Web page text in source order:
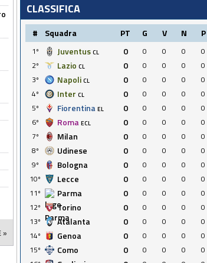
»
CLASSIFICA
# Squadra PT G V N P
1º Juventus CL 0 0 0 0
0
2º
Lazio CL 0 0 0 0
0
3º
Napoli CL 0 0 0 0
0
4º
Inter CL 0 0 0 0
0
5º
Fiorentina EL 0 0 0 0
0
6º
Roma ECL 0 0 0 0
0
7º
Milan 0 0 0 0
0
8º
Udinese 0 0 0 0
0
9º
Bologna 0 0 0 0
0
10º
Lecce 0 0 0 0
0
11º
Parma 0 0 0 0
0
12º
Torino 0 0 0 0
0
13º
Atalanta 0 0 0 0
0
14º
Genoa 0 0 0 0
0
15º
Como 0 0 0 0
0